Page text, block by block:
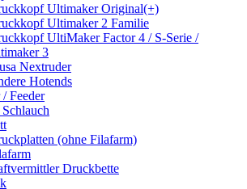
Ultimaker Original(+)
Ultimaker 2 Familie
UltiMaker Factor 4 / S-Serie /
3
Nextruder
Hotends
Feeder
(ohne Filafarm)
Druckbette